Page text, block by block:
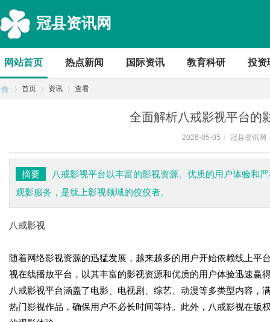
冠县资讯网
网站首页 热点新闻 国际资讯 教育科研 投资
首页 资讯 查看
全面解析八戒影视平台的
2026-05-05 / 冠县资讯网
摘要
八戒影视平台以丰富的影视资源、优质的用户体验和
观影服务，是线上影视领域的佼佼者。
八戒影视
随着网络影视资源的迅猛发展，越来越多的用户开始依赖线上
视在线播放平台，以其丰富的影视资源和优质的用户体验迅速赢
八戒影视平台涵盖了电影、电视剧、综艺、动漫等多类型内容
热门影视作品，确保用户不必长时间等待。此外，八戒影视在版